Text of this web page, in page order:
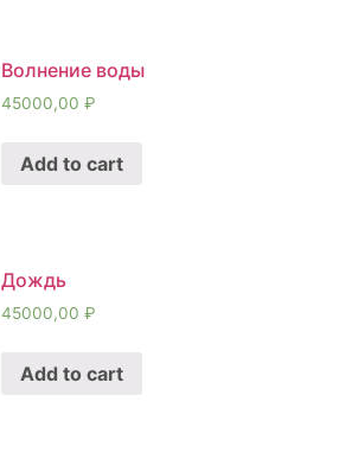
Волнение воды
45000,00 ₽
Add to cart
Дождь
45000,00 ₽
Add to cart